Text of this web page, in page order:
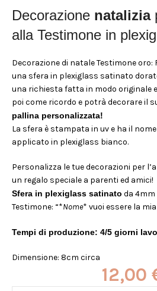
Decorazione natalizia
alla Testimone in
Decorazione di natale Testimone oro:
una sfera in plexiglass satinato
una richiesta fatta in modo originale
poi come ricordo e potrà decorare il
pallina personalizzata!
La sfera è stampata in uv e ha il
applicato in plexiglass bianco.
Personalizza le tue decorazioni per
un regalo speciale a parenti ed amici!
Sfera in plexiglass satinato da
Testimone: “*Nome* vuoi essere la
Tempi di produzione: 4/5 giorni
Dimensione: 8cm circa
12,00